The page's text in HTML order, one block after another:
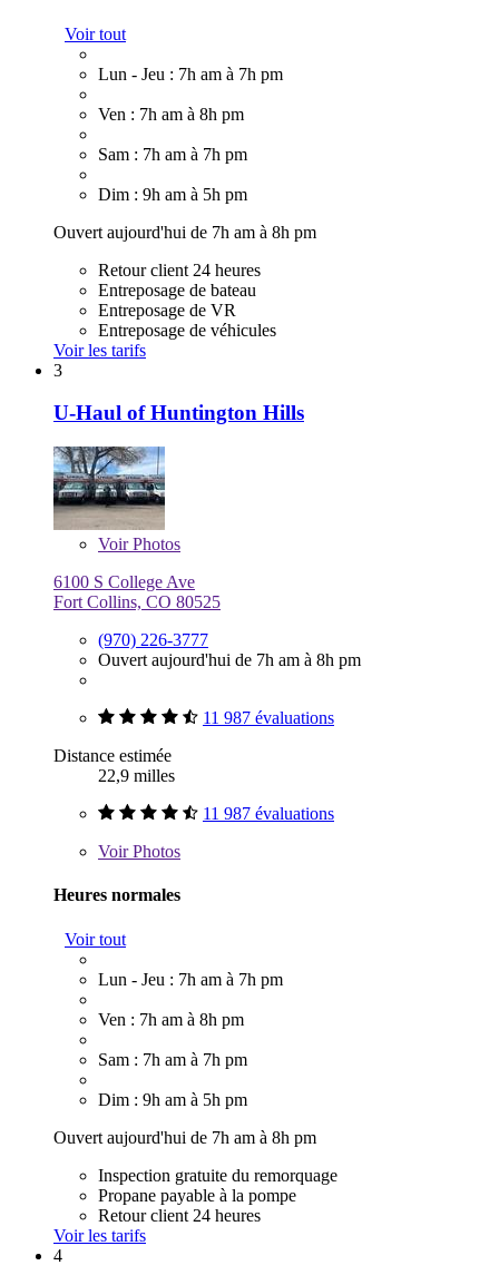
Voir tout
Lun - Jeu : 7h am à 7h pm
Ven : 7h am à 8h pm
Sam : 7h am à 7h pm
Dim : 9h am à 5h pm
Ouvert aujourd'hui de 7h am à 8h pm
Retour client 24 heures
Entreposage de bateau
Entreposage de VR
Entreposage de véhicules
Voir les tarifs
3
U-Haul of Huntington Hills
VoirPhotos
6100 S College Ave
Fort Collins, CO 80525
(970) 226-3777
Ouvert aujourd'hui de 7h am à 8h pm
11 987 évaluations
Distance estimée
22,9 milles
11 987 évaluations
VoirPhotos
Heures normales
Voir tout
Lun - Jeu : 7h am à 7h pm
Ven : 7h am à 8h pm
Sam : 7h am à 7h pm
Dim : 9h am à 5h pm
Ouvert aujourd'hui de 7h am à 8h pm
Inspection gratuite du remorquage
Propane payable à la pompe
Retour client 24 heures
Voir les tarifs
4